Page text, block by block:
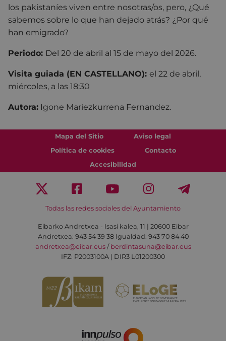
los pakistaníes viven entre nosotras/os, pero, ¿Qué
sabemos sobre lo que han dejado atrás? ¿Por qué
han emigrado?
Periodo: Del 20 de abril al 15 de mayo del 2026.
Visita guiada (EN CASTELLANO): el 22 de abril,
miércoles, a las 18:30
Autora: Igone Mariezkurrena Fernandez.
Mapa del Sitio
Aviso legal
Política de cookies
Contacto
Accesibilidad
Todas las redes sociales del Ayuntamiento
Eibarko Andretxea - Isasi kalea, 11 | 20600 Eibar
Andretxea: 943 54 39 38 Igualdad: 943 70 84 40
andretxea@eibar.eus/ berdintasuna@eibar.eus
IFZ: P2003100A | DIR3 L01200300